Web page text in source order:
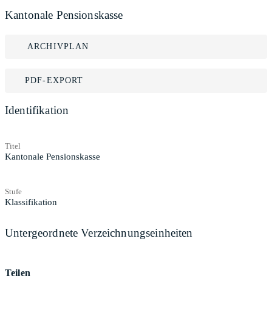
Kantonale Pensionskasse
ARCHIVPLAN
PDF-EXPORT
Identifikation
Titel
Kantonale Pensionskasse
Stufe
Klassifikation
Untergeordnete Verzeichnungseinheiten
Teilen